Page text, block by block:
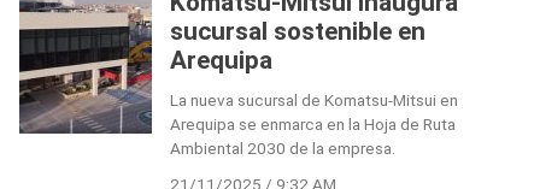
sucursal sostenible en
Arequipa
La nueva sucursal de Komatsu-Mitsui en
Arequipa se enmarca en la Hoja de Ruta
Ambiental 2030 de la empresa.
21/11/2025 / 9:32 AM